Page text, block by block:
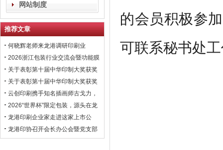
网站制度
推荐文章
何晓辉老师来龙港调研印刷业
2026浙江包装行业交流会暨功能膜
材与涂布行业高峰论坛即将在龙港
召开！
关于表彰第十届中华印制大奖获奖
会员企业的通报！
关于表彰第十届中华印制大奖获奖
会员企业的通报！
云创印刷携手知名插画师古戈力，
开拓国风文创市场
2026“世界杯”限定包装，源头在龙
港
龙港印刷企业家走进这家上市公
司，学习数智化转型经验！
龙港印协召开会长办公会暨党支部
的会员积极参
可联系秘书处